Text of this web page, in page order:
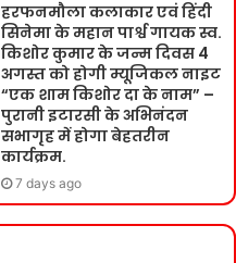
हरफनमौला कलाकार एवं हिंदी
सिनेमा के महान पार्श्व गायक स्व.
किशोर कुमार के जन्म दिवस 4
अगस्त को होगी म्यूजिकल नाइट
“एक शाम किशोर दा के नाम” –
पुरानी इटारसी के अभिनंदन
सभागृह में होगा बेहतरीन
कार्यक्रम.
7 days ago